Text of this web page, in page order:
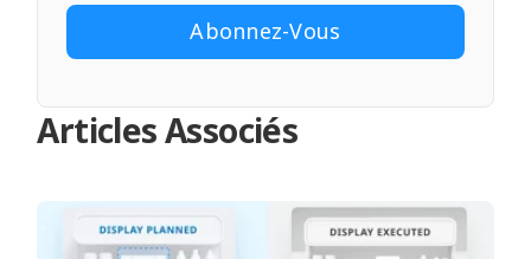
Articles Associés